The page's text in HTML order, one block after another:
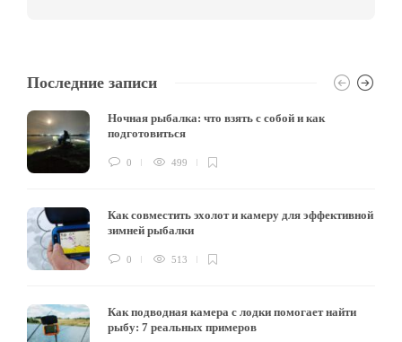
Последние записи
Ночная рыбалка: что взять с собой и как
подготовиться
0 499
Как совместить эхолот и камеру для эффективной
зимней рыбалки
0 513
Как подводная камера с лодки помогает найти
рыбу: 7 реальных примеров